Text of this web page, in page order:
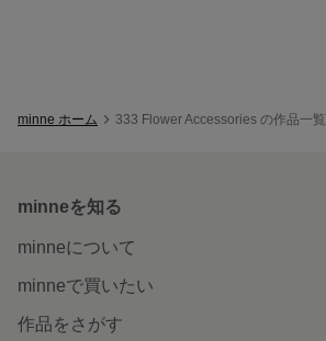
minne ホーム 333 Flower Accessories の作品一覧
minneを知る
minneについて
minneで買いたい
作品をさがす